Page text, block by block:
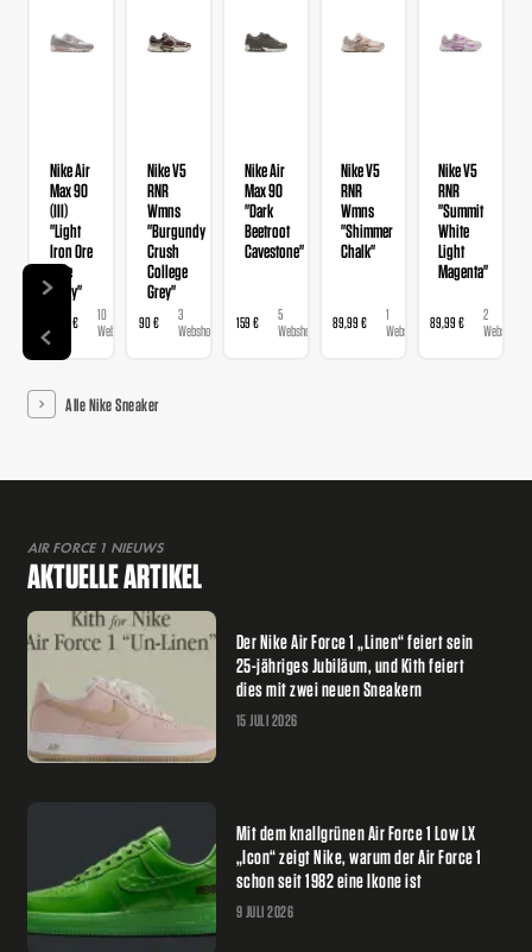
Nike Air
Max 90
(III)
"Light
Iron Ore
Pale
Ivory"
159,99 €
10
Webshops
Nike V5
RNR
Wmns
"Burgundy
Crush
College
Grey"
90 €
3
Webshops
Nike Air
Max 90
"Dark
Beetroot
Cavestone"
159 €
5
Webshops
Nike V5
RNR
Wmns
"Shimmer
Chalk"
89,99 €
1
Webshop
Nike V5
RNR
"Summit
White
Light
Magenta"
89,99 €
2
Webshops
Alle Nike Sneaker
AIR FORCE 1 NIEUWS
AKTUELLE ARTIKEL
Der Nike Air Force 1 „Linen“ feiert sein
25-jähriges Jubiläum, und Kith feiert
dies mit zwei neuen Sneakern
15 JULI 2026
Mit dem knallgrünen Air Force 1 Low LX
„Icon“ zeigt Nike, warum der Air Force 1
schon seit 1982 eine Ikone ist
9 JULI 2026